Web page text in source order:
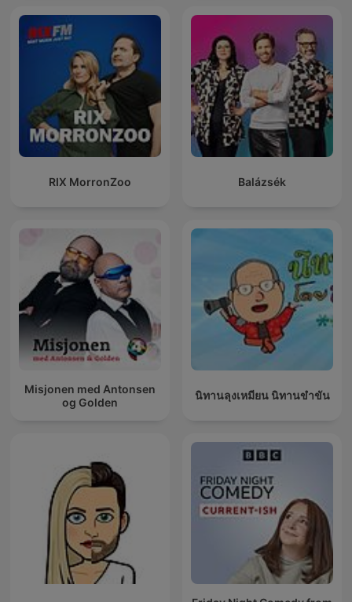
RIX MorronZoo Balázsék
Misjonen med Antonsen
og Golden
นิทานลุงเหมียน นิทานขำขัน